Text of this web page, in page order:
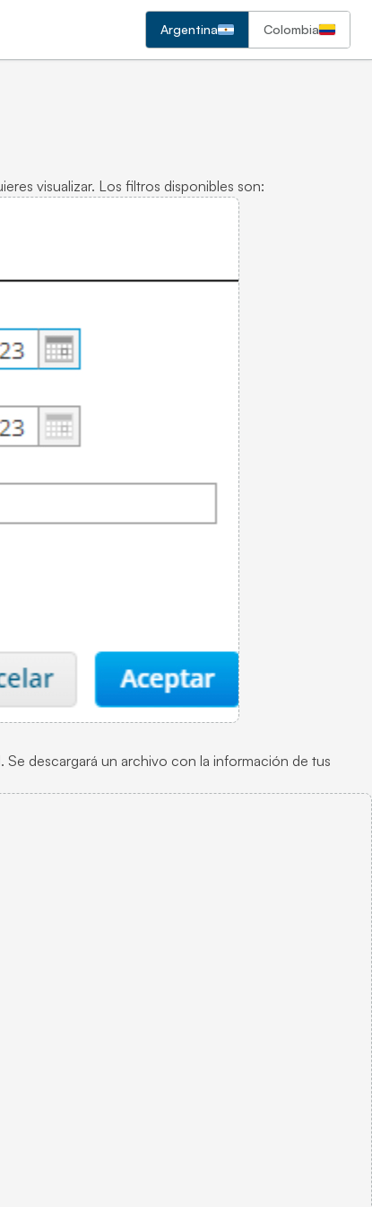
Argentina Colombia
visualizar. Los filtros disponibles son:
descargará un archivo con la información de tus